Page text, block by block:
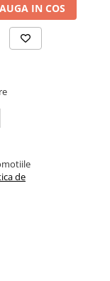
IN COS
de